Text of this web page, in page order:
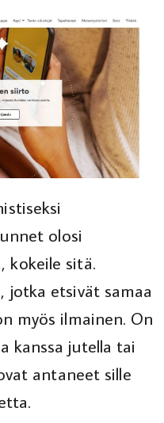
olosi
kokeile sitä.
jotka etsivät samaa
myös ilmainen. On
kanssa jutella tai
antaneet sille